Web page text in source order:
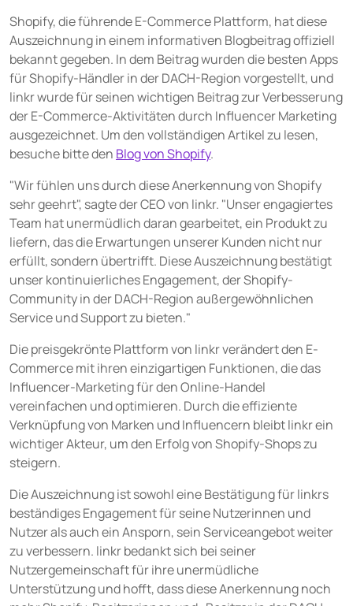
Hilfe
Demo
UNTERNEHMEN
Über uns
Karriere
Presse
Shopify, die führende E-Commerce Plattform, hat diese
Auszeichnung in einem informativen Blogbeitrag offiziell
bekannt gegeben. In dem Beitrag wurden die besten Apps
für Shopify-Händler in der DACH-Region vorgestellt, und
linkr wurde für seinen wichtigen Beitrag zur Verbesserung
der E-Commerce-Aktivitäten durch Influencer Marketing
ausgezeichnet. Um den vollständigen Artikel zu lesen,
besuche bitte den Blog von Shopify.
"Wir fühlen uns durch diese Anerkennung von Shopify
sehr geehrt", sagte der CEO von linkr. "Unser engagiertes
Team hat unermüdlich daran gearbeitet, ein Produkt zu
liefern, das die Erwartungen unserer Kunden nicht nur
erfüllt, sondern übertrifft. Diese Auszeichnung bestätigt
unser kontinuierliches Engagement, der Shopify-
Community in der DACH-Region außergewöhnlichen
Service und Support zu bieten."
Die preisgekrönte Plattform von linkr verändert den E-
Commerce mit ihren einzigartigen Funktionen, die das
Influencer-Marketing für den Online-Handel
vereinfachen und optimieren. Durch die effiziente
Verknüpfung von Marken und Influencern bleibt linkr ein
wichtiger Akteur, um den Erfolg von Shopify-Shops zu
steigern.
Die Auszeichnung ist sowohl eine Bestätigung für linkrs
beständiges Engagement für seine Nutzerinnen und
Nutzer als auch ein Ansporn, sein Serviceangebot weiter
zu verbessern. linkr bedankt sich bei seiner
Nutzergemeinschaft für ihre unermüdliche
Unterstützung und hofft, dass diese Anerkennung noch